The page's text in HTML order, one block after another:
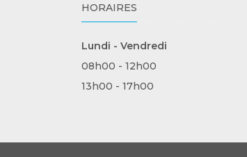
HORAIRES
Lundi - Vendredi
08h00 - 12h00
13h00 - 17h00